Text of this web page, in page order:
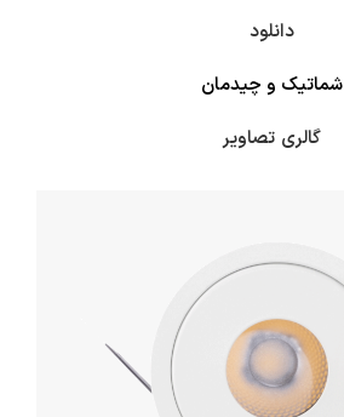
دانلود
شماتیک و چیدمان
گالری تصاویر